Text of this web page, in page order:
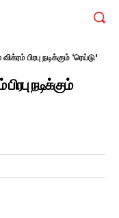
பிரபு நடிக்கும் ‘ரெய்டு'
நடிக்கும்